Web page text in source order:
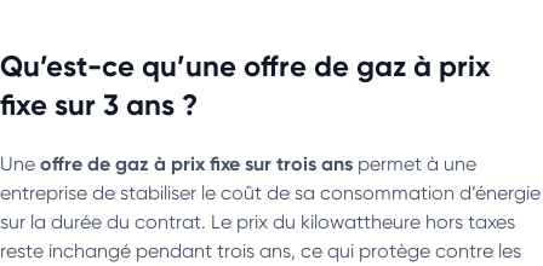
Qu’est-ce qu’une offre de gaz à prix
fixe sur 3 ans ?
Une offre de gaz à prix fixe sur trois ans permet à une
entreprise de stabiliser le coût de sa consommation d’énergie
sur la durée du contrat. Le prix du kilowattheure hors taxes
reste inchangé pendant trois ans, ce qui protège contre les